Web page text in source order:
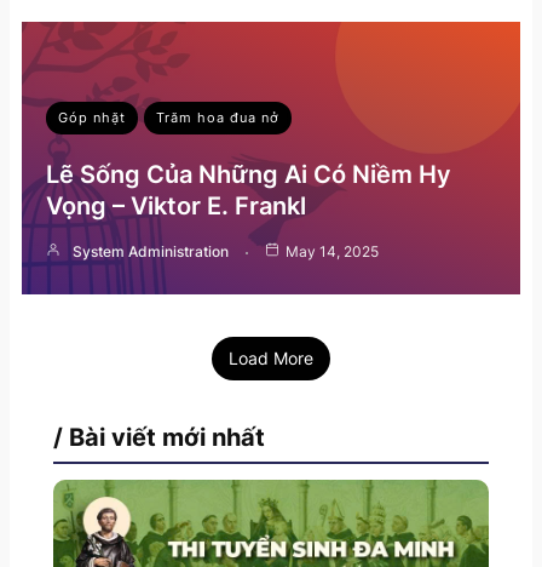
Góp nhặt Trăm hoa đua nở
Lẽ Sống Của Những Ai Có Niềm Hy
Vọng – Viktor E. Frankl
System Administration May 14, 2025
Load More
/ Bài viết mới nhất